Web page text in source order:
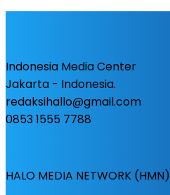
Indonesia Media Center
Jakarta - Indonesia.
redaksihallo@gmail.com
0853 1555 7788
HALO MEDIA NETWORK (HMN)